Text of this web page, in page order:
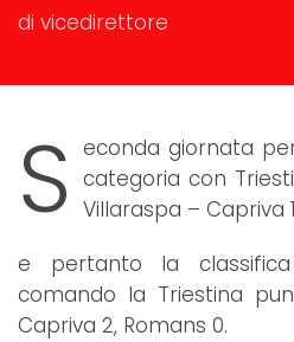
di vicedirettore
S econda giornata
categoria con
Villaraspa – Capriva
e pertanto la
comando la Triestina
Capriva 2, Romans 0.